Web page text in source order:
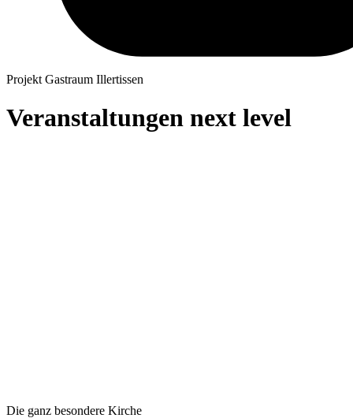
Projekt Gastraum Illertissen
Veranstaltungen next level
Die ganz besondere Kirche